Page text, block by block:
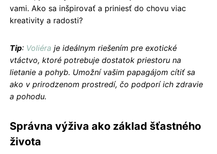
vami. Ako sa inšpirovať a priniesť do chovu viac
kreativity a radosti?
Tip: Voliéra je ideálnym riešením pre exotické
vtáctvo, ktoré potrebuje dostatok priestoru na
lietanie a pohyb. Umožní vašim papagájom cítiť sa
ako v prirodzenom prostredí, čo podporí ich zdravie
a pohodu.
Správna výživa ako základ šťastného
života